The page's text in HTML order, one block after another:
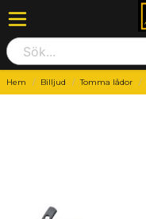
Hem Billjud Tomma lådor